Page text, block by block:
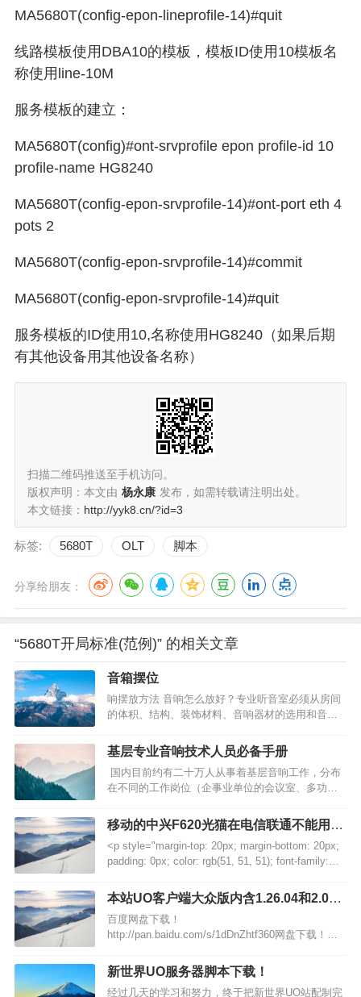
MA5680T(config-epon-lineprofile-14)#quit
线路模板使用 DBA10的模板，模板ID使用 10模板名
称使用 line-10M
服务模板的建立：
MA5680T(config)#ont-srvprofile epon profile-id 10
profile-name HG8240
MA5680T(config-epon-srvprofile-14)#ont-port eth 4
pots 2
MA5680T(config-epon-srvprofile-14)#commit
MA5680T(config-epon-srvprofile-14)#quit
服务模板的ID使用 10,名称使用 HG8240 （如果后期
有其他设备用其他设备名称）
扫描二维码推送至手机访问。
版权声明：本文由 杨永康 发布，如需转载请注明出处。
本文链接： http://yyk8.cn/?id=3
标签: 5680T OLT 脚本
分享给朋友：
“5680T开局标准(范例)” 的相关文章
音箱摆位
响摆放方法 音响怎么放好？专业听音室必须从房间
的体积、结构、装饰材料、音响器材的选用和音箱
放有玄机，不光是音箱本身，要想让音箱起到一个
好的效果摆放位置也有很多的技巧，那么今天小编
就和大家分享一下，摆放音箱的的4个小技巧吧!1、
直射式全频音箱尽量避免界面反射…
基层专业音响技术人员必备手册
国内目前约有二十万人从事着基层音响工作，分布
在不同的工作岗位（企事业单位的会议室、多功能
心等等）。随着人们艺术欣赏水平的提高，基层的
演出活动对音响的要求也越来越高。由于基层专业
音响技术人员大都是“半路出家”，没有经过系统的学
习，加上基层单位所购…
移动的中兴F620光猫在电信联通不能用解
决办法！
˂p style="margin-top: 20px; margin-bottom: 20px;
padding: 0px; color: rgb(51, 51, 51); font-family:
本站UO客户端大众版内含1.26.04和2.03
登录，并汉化！
百度网盘下载！
http://pan.baidu.com/s/1dDnZhtf360网盘下载！
c5d9…
新世界UO服务器脚本下载！
经过几天的学习和努力，终于把新世界UO站配制完